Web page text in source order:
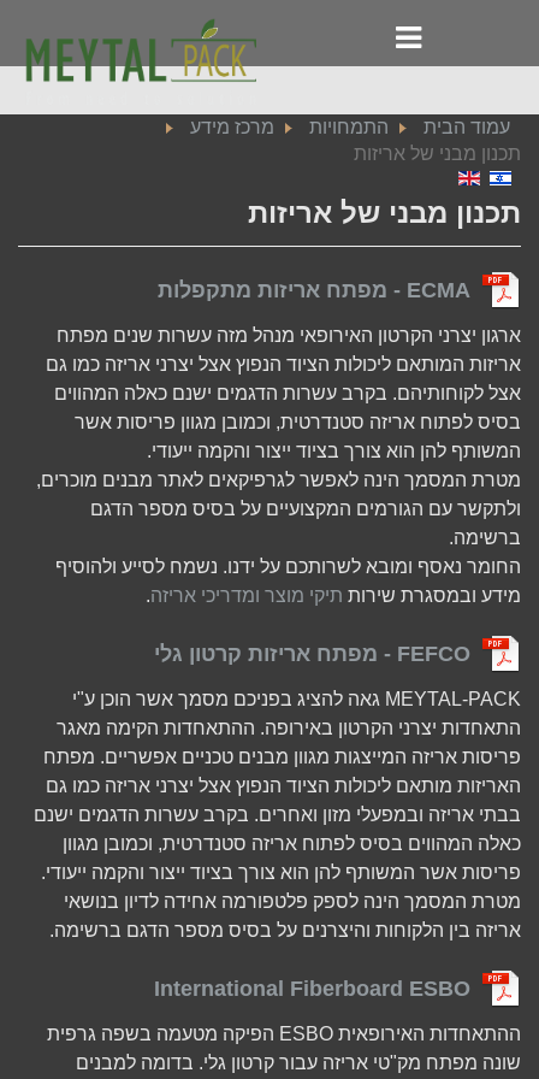
עמוד הבית התמחויות
מרכז מידע
תכנון מבני של אריזות
תכנון מבני של אריזות
ECMA - מפתח אריזות מתקפלות
ארגון יצרני הקרטון האירופאי מנהל מזה עשרות שנים מפתח
אריזות המותאם ליכולות הציוד הנפוץ אצל יצרני אריזה כמו גם
אצל לקוחותיהם. בקרב עשרות הדגמים ישנם כאלה המהווים
בסיס לפתוח אריזה סטנדרטית, וכמובן מגוון פריסות אשר
המשותף להן הוא צורך בציוד ייצור והקמה ייעודי.
מטרת המסמך הינה לאפשר לגרפיקאים לאתר מבנים מוכרים,
ולתקשר עם הגורמים המקצועיים על בסיס מספר הדגם
ברשימה.
החומר נאסף ומובא לשרותכם על ידנו. נשמח לסייע ולהוסיף
מידע ובמסגרת שירות תיקי מוצר ומדריכי אריזה.
FEFCO - מפתח אריזות קרטון גלי
MEYTAL-PACK גאה להציג בפניכם מסמך אשר הוכן ע"י
התאחדות יצרני הקרטון באירופה. ההתאחדות הקימה מאגר
פריסות אריזה המייצגות מגוון מבנים טכניים אפשריים. מפתח
האריזות מותאם ליכולות הציוד הנפוץ אצל יצרני אריזה כמו גם
בבתי אריזה ובמפעלי מזון ואחרים. בקרב עשרות הדגמים ישנם
כאלה המהווים בסיס לפתוח אריזה סטנדרטית, וכמובן מגוון
פריסות אשר המשותף להן הוא צורך בציוד ייצור והקמה ייעודי.
מטרת המסמך הינה לספק פלטפורמה אחידה לדיון בנושאי
אריזה בין הלקוחות והיצרנים על בסיס מספר הדגם ברשימה.
International Fiberboard ESBO
ההתאחדות האירופאית ESBO הפיקה מטעמה בשפה גרפית
שונה מפתח מק"טי אריזה עבור קרטון גלי. בדומה למבנים